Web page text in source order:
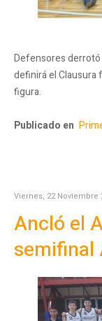
Defensores derrotó
definirá el Clausura
figura.
Publicado en
Viernes, 22 Noviembre
Ancló el
semifinal